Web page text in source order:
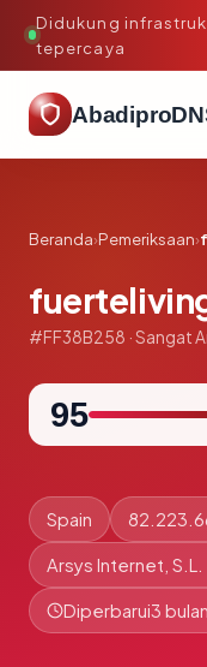
Didukung
tepercaya
Beranda›Pemeriksaan›
#FF38B258 · Sangat
95
Spain
Arsys Internet,
Diperbarui3